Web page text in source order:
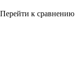
Перейти к сравнению